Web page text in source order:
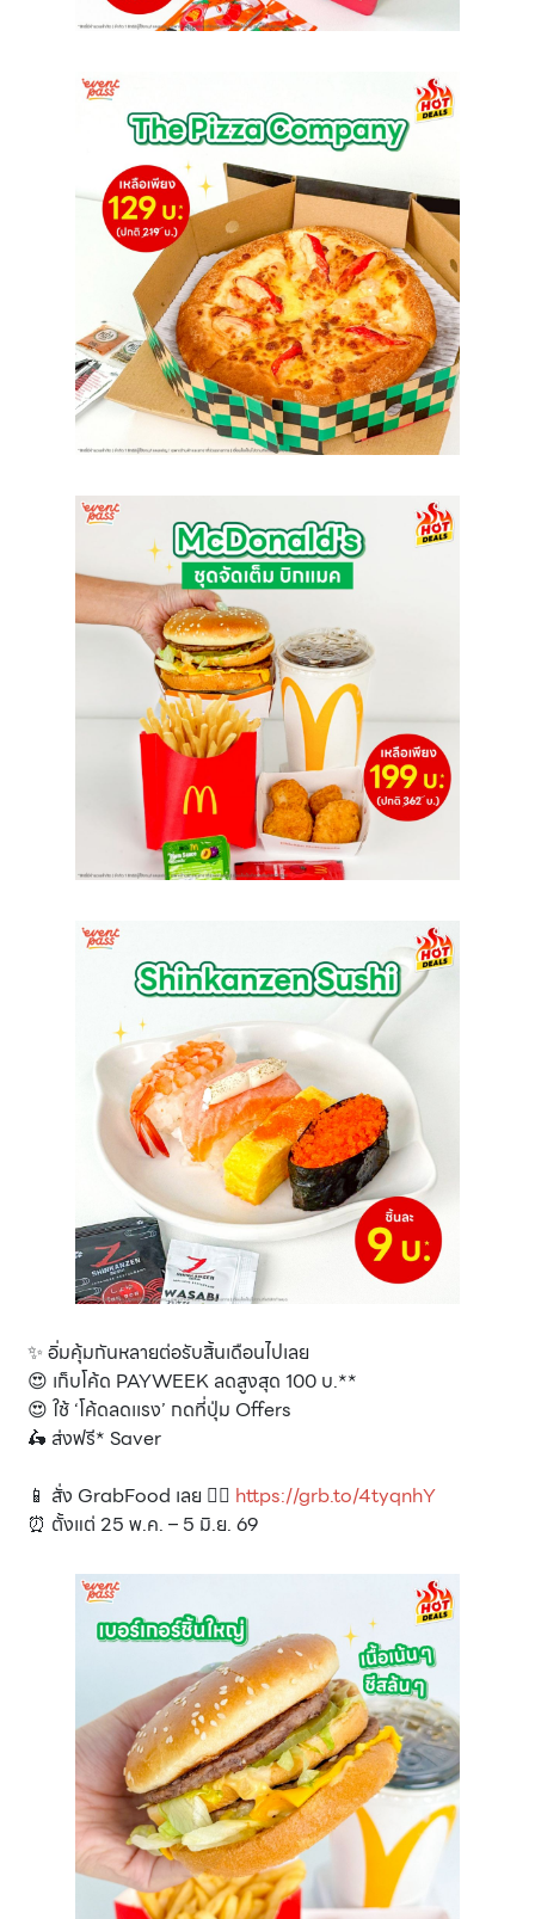
✨ อิ่มคุ้มกันหลายต่อรับสิ้นเดือนไปเลย
😍 เก็บโค้ด PAYWEEK ลดสูงสุด 100 บ.**
😍 ใช้ ‘โค้ดลดเเรง’ กดที่ปุ่ม Offers
🛵 ส่งฟรี* Saver
📱 สั่ง GrabFood เลย 👉🏻 https://grb.to/4tyqnhY
⏰ ตั้งแต่ 25 พ.ค. – 5 มิ.ย. 69